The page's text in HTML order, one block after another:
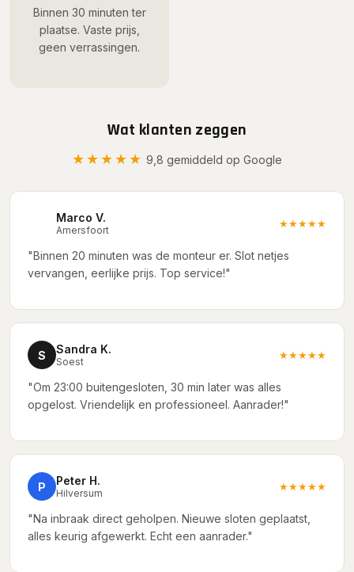
Binnen 30 minuten ter
plaatse. Vaste prijs,
geen verrassingen.
Wat klanten zeggen
★★★★★ 9,8 gemiddeld op Google
Marco V.
Amersfoort
★★★★★
"Binnen 20 minuten was de monteur er. Slot netjes
vervangen, eerlijke prijs. Top service!"
S Sandra K.
Soest
★★★★★
"Om 23:00 buitengesloten, 30 min later was alles
opgelost. Vriendelijk en professioneel. Aanrader!"
P Peter H.
Hilversum
★★★★★
"Na inbraak direct geholpen. Nieuwe sloten geplaatst,
alles keurig afgewerkt. Echt een aanrader."